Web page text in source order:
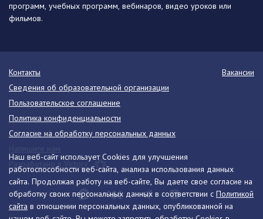
Наш веб-сайт использует Cookies для улучшения
работоспособности веб-сайта, анализа использования данных
сайта. Продолжая работу на веб-сайте, Вы даете свое согласие на
обработку своих персональных данных в соответствии с Политикой
сайта в отношении персональных данных, опубликованной на
программ, учебных программ, вебинаров, видео уроков или
фильмов.
Контакты
Вакансии
Сведения об образовательной организации
Пользовательское соглашение
Политика конфиденциальности
Согласие на обработку персональных данных
Разработано в Victory